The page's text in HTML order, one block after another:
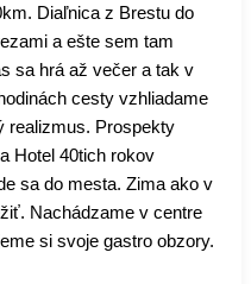
Diaľnica z Brestu do
a ešte sem tam
sa hrá až večer a tak v
cesty vzhliadame
realizmus. Prospekty
Hotel 40tich rokov
sa do mesta. Zima ako v
Nachádzame v centre
si svoje gastro obzory.